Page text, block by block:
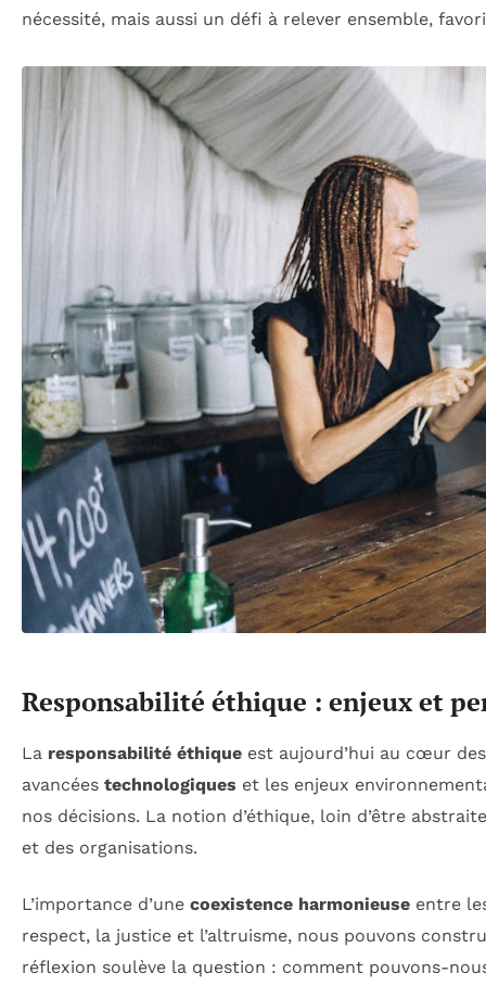
nécessité, mais aussi un défi à relever ensemble,
Responsabilité éthique : enjeux et
La responsabilité éthique est aujourd’hui au cœur
avancées technologiques et les enjeux
nos décisions. La notion d’éthique, loin d’être
et des organisations.
L’importance d’une coexistence harmonieuse entre
respect, la justice et l’altruisme, nous pouvons
réflexion soulève la question : comment pouvons-